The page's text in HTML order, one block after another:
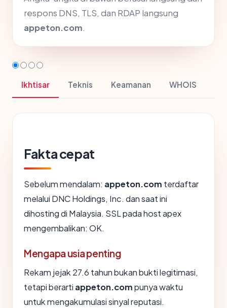
respons DNS, TLS, dan RDAP langsung
appeton.com.
Ikhtisar Teknis Keamanan WHOIS
Fakta cepat
Sebelum mendalam: appeton.com terdaftar
melalui DNC Holdings, Inc. dan saat ini
dihosting di Malaysia. SSL pada host apex
mengembalikan: OK.
Mengapa usia penting
Rekam jejak 27.6 tahun bukan bukti legitimasi,
tetapi berarti appeton.compunya waktu
untuk mengakumulasi sinyal reputasi.